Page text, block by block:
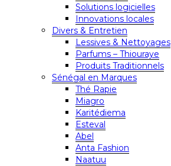
Solutions logicielles
Innovations locales
Divers & Entretien
Lessives & Nettoyages
Parfums – Thiouraye
Produits Traditionnels
Sénégal en Marques
Thé Rapie
Miagro
Karitédiema
Esteval
Abel
Anta Fashion
Naatuu